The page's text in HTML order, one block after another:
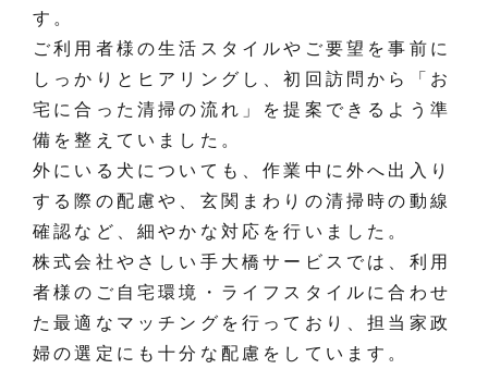
す。
ご利用者様の生活スタイルやご要望を事前に
しっかりとヒアリングし、初回訪問から「お
宅に合った清掃の流れ」を提案できるよう準
備を整えていました。
外にいる犬についても、作業中に外へ出入り
する際の配慮や、玄関まわりの清掃時の動線
確認など、細やかな対応を行いました。
株式会社やさしい手大橋サービスでは、利用
者様のご自宅環境・ライフスタイルに合わせ
た最適なマッチングを行っており、担当家政
婦の選定にも十分な配慮をしています。